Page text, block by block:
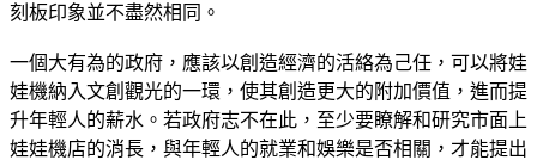
刻板印象並不盡然相同。
一個大有為的政府，應該以創造經濟的活絡為己任，可以將娃
娃機納入文創觀光的一環，使其創造更大的附加價值，進而提
升年輕人的薪水。若政府志不在此，至少要瞭解和研究市面上
娃娃機店的消長，與年輕人的就業和娛樂是否相關，才能提出